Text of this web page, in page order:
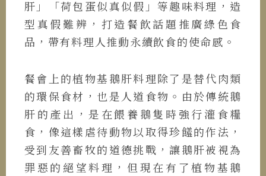
肝」「荷包蛋似真似假」等趣味料理，造
型真假難辨，打造餐飲話題推廣綠色食
品，帶有料理人推動永續飲食的使命感。
餐會上的植物基鵝肝料理除了是替代肉類
的環保食材，也是人道食物。由於傳統鵝
肝的產出，是在餵養鵝隻時強行灌食糧
食，像這樣虐待動物以取得珍饈的作法，
受到友善畜牧的道德挑戰，讓鵝肝被視為
罪惡的絕望料理，但現在有了植物基鵝